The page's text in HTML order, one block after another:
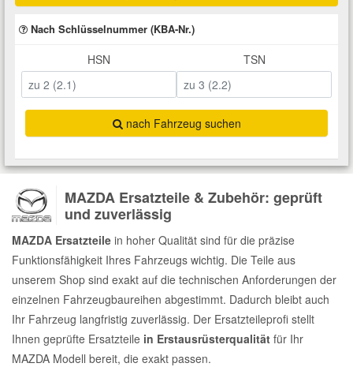
Nach Schlüsselnummer (KBA-Nr.)
HSN TSN
nach Fahrzeug suchen
MAZDA Ersatzteile & Zubehör: geprüft
und zuverlässig
MAZDA Ersatzteile in hoher Qualität sind für die präzise
Funktionsfähigkeit Ihres Fahrzeugs wichtig. Die Teile aus
unserem Shop sind exakt auf die technischen Anforderungen der
einzelnen Fahrzeugbaureihen abgestimmt. Dadurch bleibt auch
Ihr Fahrzeug langfristig zuverlässig. Der Ersatzteileprofi stellt
Ihnen geprüfte Ersatzteile in Erstausrüsterqualität für Ihr
MAZDA Modell bereit, die exakt passen.
Heizung und Klimaanlage
Kraftstoffsystem
Kühlung
Motor
Karosserieteile
Räder und Reifen
Riementrieb
Reiniger
Rostlöser
Schmiermittel
Fahrwerk Werkzeuge
Halterung Abgasstrang
Kfz Spezialwerkzeuge
Leitungsverbinder
Motortechnik Werkzeuge
Prüf- und Messwerkzeuge
Kfz-Pflege
Kofferraumwanne
Marderschutz
Nachrüstwischer
Pannenhilfe
Reifen Zubehör
VW Ersatzteile
Abarth Ersatzteile
Alfa Romeo Ersatzteile
Audi Ersatzteile
BMW Ersatzteile
Chevrolet Ersatzteile
Chrysler Ersatzteile
Cupra Ersatzteile